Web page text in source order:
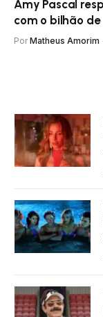
Amy Pascal
com o bilhão
Por Matheus Amorim